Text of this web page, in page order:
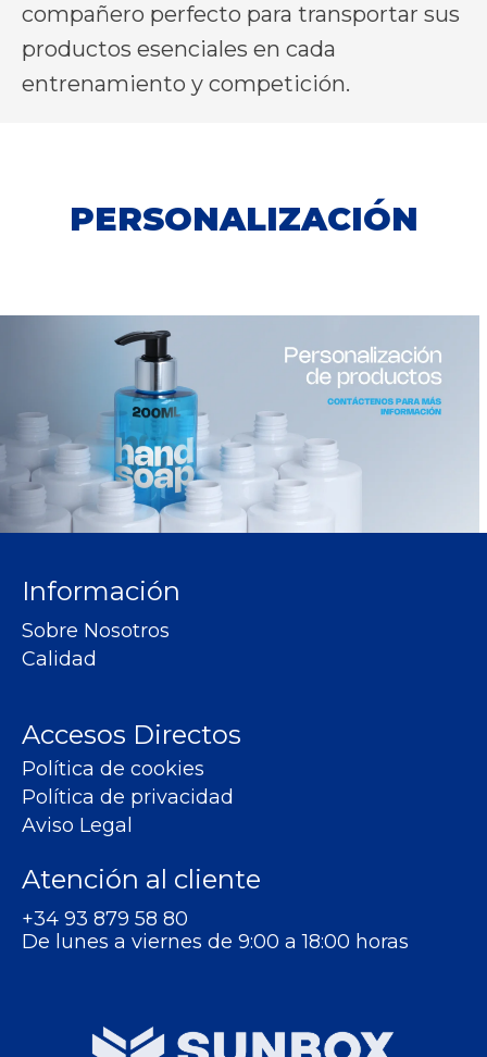
compañero perfecto para transportar sus
productos esenciales en cada
entrenamiento y competición.
PERSONALIZACIÓN
Información
Sobre Nosotros
Calidad
Accesos Directos
Política de cookies
Política de privacidad
Aviso Legal
Atención al cliente
+34 93 879 58 80
De lunes a viernes de 9:00 a 18:00 horas